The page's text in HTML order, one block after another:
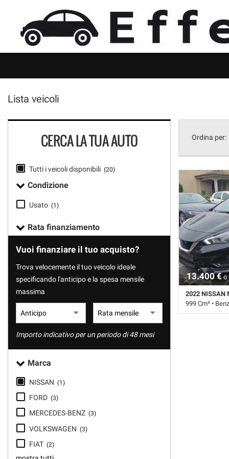
LISTA VEICOLI
ACQUISTIAMO USATO
ASSISTENZA
DICONO DI NOI
Lista veicoli
CERCA LA TUA AUTO
Tutti i veicoli disponibili (20)
Condizione
Usato (1)
Rata finanziamento
Vuoi finanziare il tuo acquisto?
Trova velocemente il tuo veicolo ideale
specificando l'anticipo e la spesa mensile
massima
Importo indicativo per un periodo di 48 mesi
Marca
NISSAN (1)
FORD (3)
MERCEDES-BENZ (3)
VOLKSWAGEN (3)
FIAT (2)
Ordina per:
13.400 €o
2022 NISSAN
999 Cm³ •
tue
preferenze
Il
pannello
consente
preferenze
di
alle
tracciamento
adottiamo
per
le
funzionalità
e
svolgere
le
attività
descritte.
Per
ottenere
maggiori
informazioni
sull'utilità
sul
funzionamento